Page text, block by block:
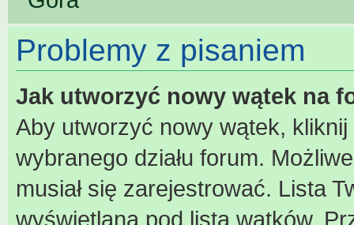
Problemy z pisaniem
Jak utworzyć nowy wątek na
Aby utworzyć nowy wątek,
wybranego działu forum.
musiał się zarejestrować. Lista
wyświetlana pod listą wątków.